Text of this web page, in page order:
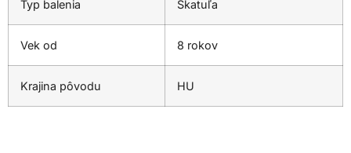
Typ balenia Škatuľa
Vek od 8 rokov
Krajina pôvodu HU